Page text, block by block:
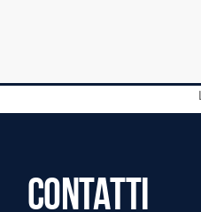
CONTATTI